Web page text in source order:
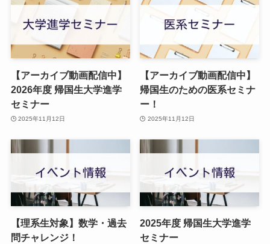
【アーカイブ動画配信中】
2026年度 帰国生大学進学
セミナー
2025年11月12日
【アーカイブ動画配信中】
帰国生のための医系セミナ
ー！
2025年11月12日
【理系生対象】数学・過去
問チャレンジ！
2025年度 帰国生大学進学
セミナー